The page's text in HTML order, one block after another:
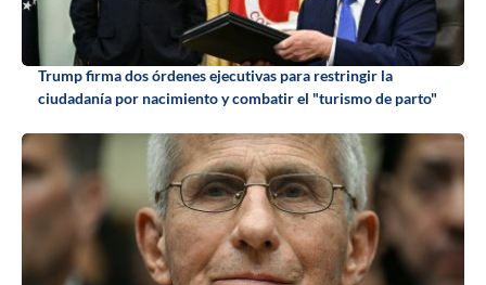
Trump firma dos órdenes ejecutivas para restringir la
ciudadanía por nacimiento y combatir el "turismo de parto"